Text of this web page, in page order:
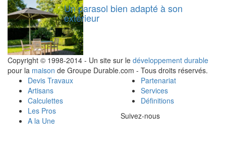
Un parasol bien adapté à son
extérieur
Copyright © 1998-2014 - Un site sur le développement durable
pour la maison de Groupe Durable.com - Tous droits réservés.
Devis Travaux
Artisans
Calculettes
Les Pros
A la Une
Partenariat
Services
Définitions
Suivez-nous